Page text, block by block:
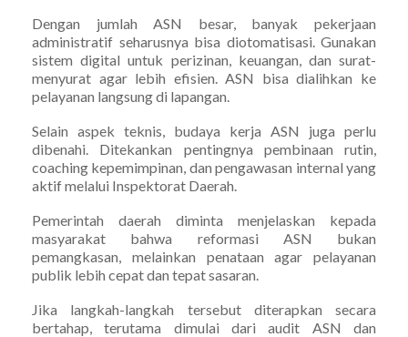
Dengan jumlah ASN besar, banyak pekerjaan
administratif seharusnya bisa diotomatisasi. Gunakan
sistem digital untuk perizinan, keuangan, dan surat-
menyurat agar lebih efisien. ASN bisa dialihkan ke
pelayanan langsung di lapangan.
Selain aspek teknis, budaya kerja ASN juga perlu
dibenahi. Ditekankan pentingnya pembinaan rutin,
coaching kepemimpinan, dan pengawasan internal yang
aktif melalui Inspektorat Daerah.
Pemerintah daerah diminta menjelaskan kepada
masyarakat bahwa reformasi ASN bukan
pemangkasan, melainkan penataan agar pelayanan
publik lebih cepat dan tepat sasaran.
Jika langkah-langkah tersebut diterapkan secara
bertahap, terutama dimulai dari audit ASN dan